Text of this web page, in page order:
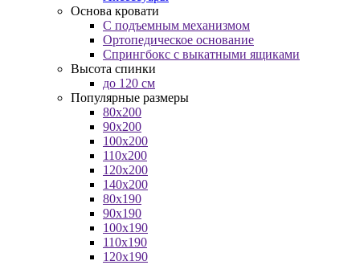
Основа кровати
С подъемным механизмом
Ортопедическое основание
Спрингбокс с выкатными ящиками
Высота спинки
до 120 см
Популярные размеры
80x200
90x200
100x200
110x200
120x200
140x200
80x190
90x190
100x190
110x190
120x190